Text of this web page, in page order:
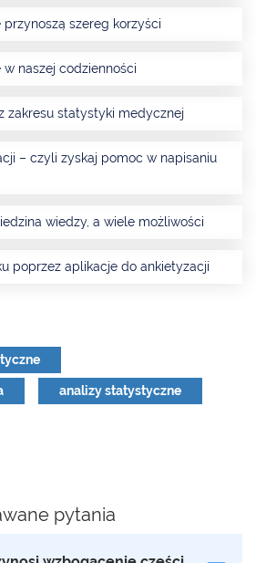
szereg korzyści
naszej codzienności
zakresu statystyki medycznej
– czyli zyskaj pomoc w napisaniu
wiedzy, a wiele możliwości
poprzez aplikacje do ankietyzacji
analizy statystyczne
pytania